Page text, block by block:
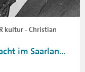
kultur - Christian
im Saarlan...